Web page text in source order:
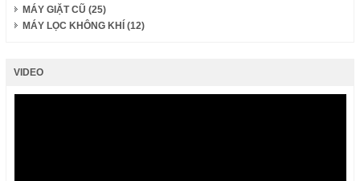
MÁY GIẶT CŨ (25)
MÁY LỌC KHÔNG KHÍ (12)
VIDEO